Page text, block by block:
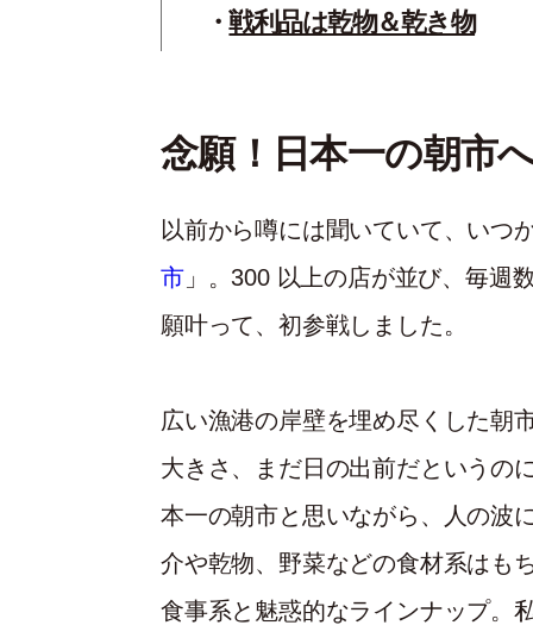
戦利品は乾物＆乾き物
念願！日本一の朝市
以前から噂には聞いていて、いつ
市」。 300 以上の店が並び、毎週
願叶って、初参戦しました。
広い漁港の岸壁を埋め尽くした朝
大きさ、まだ日の出前だというの
本一の朝市と思いながら、人の波
介や乾物、野菜などの食材系はも
食事系と魅惑的なラインナップ。